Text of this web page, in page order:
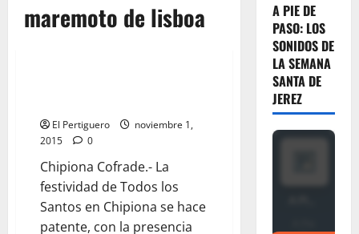
maremoto de lisboa
El Pertiguero
noviembre 1,
2015
0
Chipiona Cofrade.- La
festividad de Todos los
Santos en Chipiona se hace
patente, con la presencia
A PIE DE
PASO: LOS
SONIDOS DE
LA SEMANA
SANTA DE
JEREZ